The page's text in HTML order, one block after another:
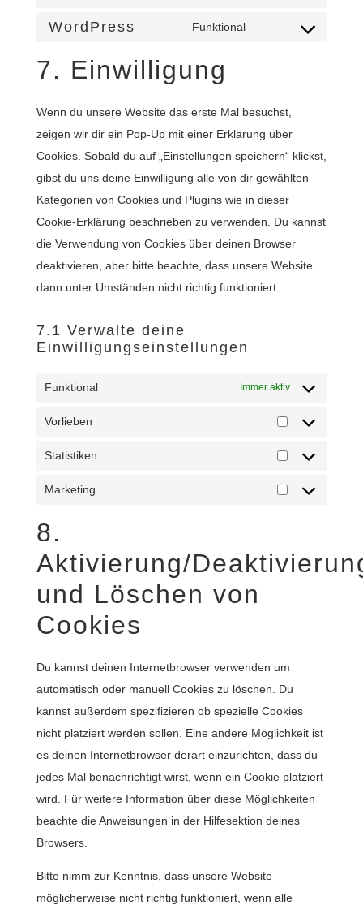
complianz
WordPress Funktional
7. Einwilligung
Wenn du unsere Website das erste Mal besuchst,
zeigen wir dir ein Pop-Up mit einer Erklärung über
Cookies. Sobald du auf „Einstellungen speichern“ klickst,
gibst du uns deine Einwilligung alle von dir gewählten
Kategorien von Cookies und Plugins wie in dieser
Cookie-Erklärung beschrieben zu verwenden. Du kannst
die Verwendung von Cookies über deinen Browser
deaktivieren, aber bitte beachte, dass unsere Website
dann unter Umständen nicht richtig funktioniert.
7.1 Verwalte deine
Einwilligungseinstellungen
Funktional Immer aktiv
Vorlieben
Vorlieben
Statistiken
Statistiken
Marketing
Marketing
8.
Aktivierung/
und Löschen von
Cookies
Du kannst deinen Internetbrowser verwenden um
automatisch oder manuell Cookies zu löschen. Du
kannst außerdem spezifizieren ob spezielle Cookies
nicht platziert werden sollen. Eine andere Möglichkeit ist
es deinen Internetbrowser derart einzurichten, dass du
jedes Mal benachrichtigt wirst, wenn ein Cookie platziert
wird. Für weitere Information über diese Möglichkeiten
beachte die Anweisungen in der Hilfesektion deines
Browsers.
Bitte nimm zur Kenntnis, dass unsere Website
möglicherweise nicht richtig funktioniert, wenn alle